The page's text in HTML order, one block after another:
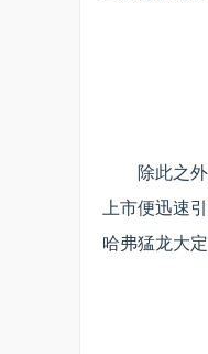
除此之
上市便迅速
哈弗猛龙大